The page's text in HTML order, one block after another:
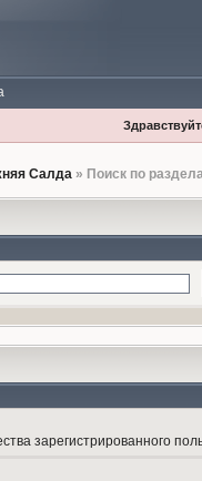
Салда» Поиск по
зарегистрированного